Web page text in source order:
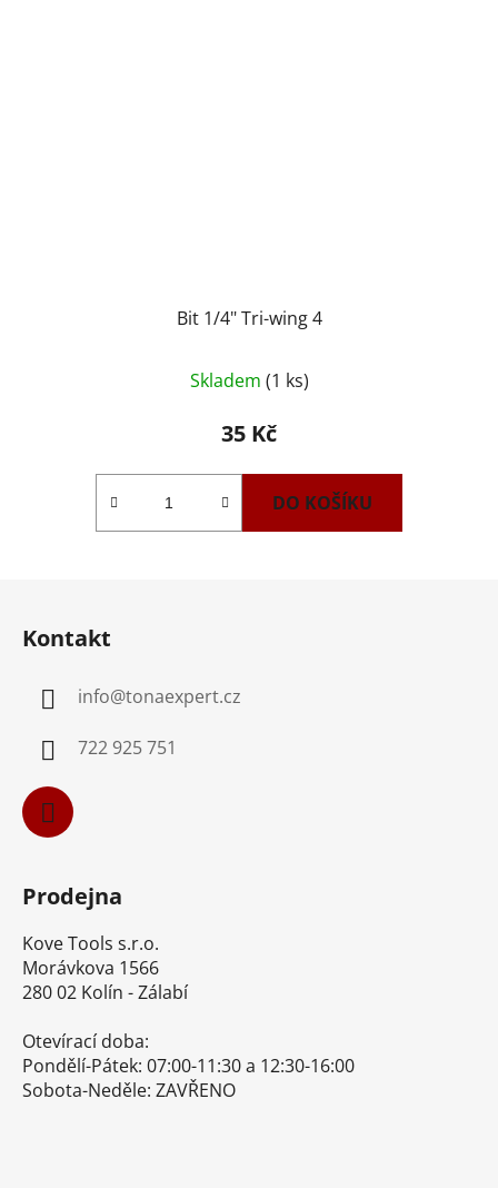
Bit 1/4" Tri-wing 4
Skladem (1 ks)
35 Kč
DO KOŠÍKU
Kontakt
info@tonaexpert.cz
722 925 751
Prodejna
Kove Tools s.r.o.
Morávkova 1566
280 02 Kolín - Zálabí
Otevírací doba:
Pondělí-Pátek: 07:00-11:30 a 12:30-16:00
Sobota-Neděle: ZAVŘENO